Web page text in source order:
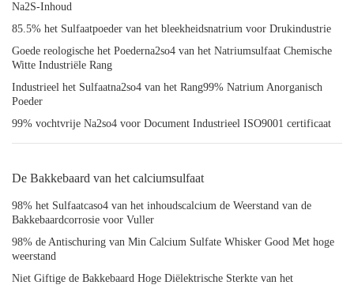
Na2S-Inhoud
85.5% het Sulfaatpoeder van het bleekheidsnatrium voor Drukindustrie
Goede reologische het Poederna2so4 van het Natriumsulfaat Chemische
Witte Industriële Rang
Industrieel het Sulfaatna2so4 van het Rang99% Natrium Anorganisch
Poeder
99% vochtvrije Na2so4 voor Document Industrieel ISO9001 certificaat
De Bakkebaard van het calciumsulfaat
98% het Sulfaatcaso4 van het inhoudscalcium de Weerstand van de
Bakkebaardcorrosie voor Vuller
98% de Antischuring van Min Calcium Sulfate Whisker Good Met hoge
weerstand
Niet Giftige de Bakkebaard Hoge Diëlektrische Sterkte van het